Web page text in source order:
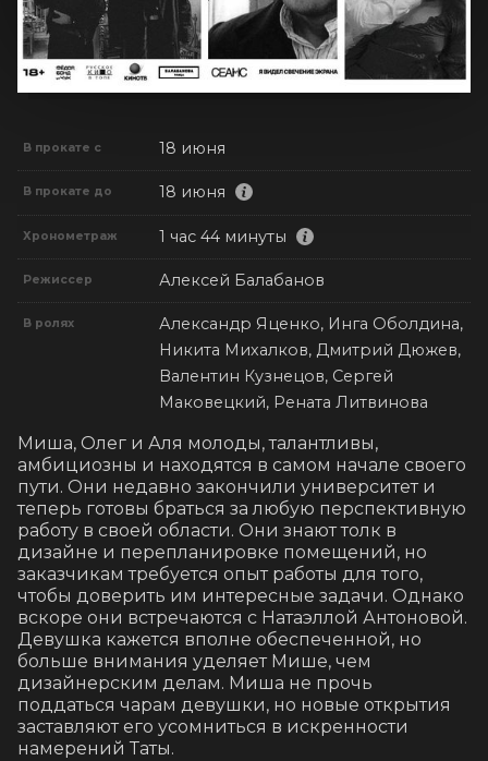
В прокате с 18 июня
В прокате до 18 июня
Хронометраж 1 час 44 минуты
Режиссер Алексей Балабанов
В ролях
Александр Яценко, Инга Оболдина,
Никита Михалков, Дмитрий Дюжев,
Валентин Кузнецов, Сергей
Маковецкий, Рената Литвинова
Миша, Олег и Аля молоды, талантливы,
амбициозны и находятся в самом начале своего
пути. Они недавно закончили университет и
теперь готовы браться за любую перспективную
работу в своей области. Они знают толк в
дизайне и перепланировке помещений, но
заказчикам требуется опыт работы для того,
чтобы доверить им интересные задачи. Однако
вскоре они встречаются с Натаэллой Антоновой.
Девушка кажется вполне обеспеченной, но
больше внимания уделяет Мише, чем
дизайнерским делам. Миша не прочь
поддаться чарам девушки, но новые открытия
заставляют его усомниться в искренности
намерений Таты.